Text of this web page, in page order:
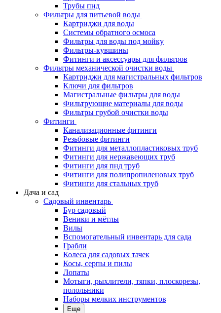
Трубы пнд
Фильтры для питьевой воды
Картриджи для воды
Системы обратного осмоса
Фильтры для воды под мойку
Фильтры-кувшины
Фитинги и аксессуары для фильтров
Фильтры механической очистки воды
Картриджи для магистральных фильтров
Ключи для фильтров
Магистральные фильтры для воды
Фильтрующие материалы для воды
Фильтры грубой очистки воды
Фитинги
Канализационные фитинги
Резьбовые фитинги
Фитинги для металлопластиковых труб
Фитинги для нержавеющих труб
Фитинги для пнд труб
Фитинги для полипропиленовых труб
Фитинги для стальных труб
Дача и сад
Садовый инвентарь
Бур садовый
Веники и мётлы
Вилы
Вспомогательный инвентарь для сада
Грабли
Колеса для садовых тачек
Косы, серпы и пилы
Лопаты
Мотыги, рыхлители, тяпки, плоскорезы,
полольники
Наборы мелких инструментов
Еще